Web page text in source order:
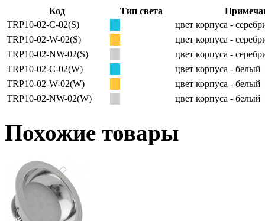
Код Тип света
TRP10-02-C-02(S)
цвет корпуса -
TRP10-02-W-02(S)
цвет корпуса -
TRP10-02-NW-02(S)
цвет корпуса -
TRP10-02-C-02(W)
цвет корпуса - белый
TRP10-02-W-02(W)
цвет корпуса - белый
TRP10-02-NW-02(W)
цвет корпуса - белый
Похожие товары